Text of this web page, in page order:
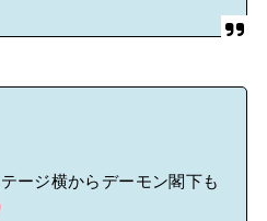
ージ横からデーモン閣下も